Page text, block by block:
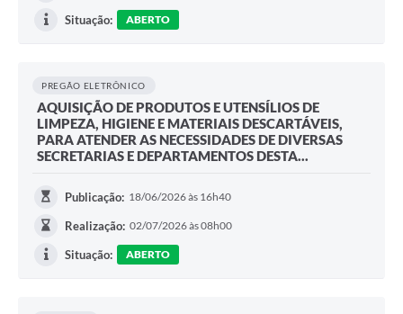
Situação: ABERTO
PREGÃO ELETRÔNICO
AQUISIÇÃO DE PRODUTOS E UTENSÍLIOS DE
LIMPEZA, HIGIENE E MATERIAIS DESCARTÁVEIS,
PARA ATENDER AS NECESSIDADES DE DIVERSAS
SECRETARIAS E DEPARTAMENTOS DESTA...
Publicação: 18/06/2026 às 16h40
Realização: 02/07/2026 às 08h00
Situação: ABERTO